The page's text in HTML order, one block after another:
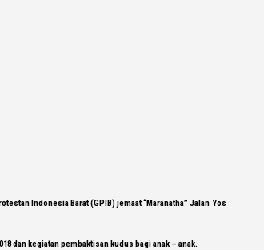
Indonesia Barat (GPIB) jemaat “Maranatha” Jalan Yos
dan kegiatan pembaktisan kudus bagi anak – anak.